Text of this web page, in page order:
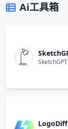
Ai工具箱